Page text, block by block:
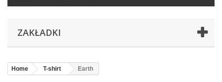
ZAKŁADKI
Home T-shirt Earth